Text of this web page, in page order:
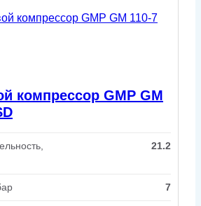
компрессор GMP GM
21.2
7